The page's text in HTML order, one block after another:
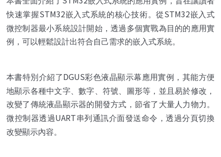
快速掌握STM32嵌入式系統的核心技術。從STM32嵌入式
微控制器最小系統設計開始，透過多個實戰為目的的應用實
例，可以輕鬆設計出符合自己需求的嵌入式系統。
本書特別介紹了DGUS彩色液晶顯示幕應用實例，其能方便
地顯示各種中文字、數字、符號、圖形等，並且易於修改，
改變了傳統液晶顯示器的開發方式，節省了大量人力物力。
微控制器透過UART串列通訊介面發送命令，透過分頁切換
改變顯示內容。